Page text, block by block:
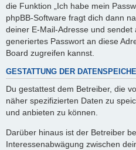
die Funktion „Ich habe mein
phpBB-Software fragt dich dann
deiner E-Mail-Adresse und sendet
generiertes Passwort an diese
Board zugreifen kannst.
GESTATTUNG DER
Du gestattest dem Betreiber, die
näher spezifizierten Daten zu
und anbieten zu können.
Darüber hinaus ist der Betreiber
Interessenabwägung zwischen